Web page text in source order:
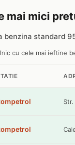
mai mici
benzina standard
cu cele mai ieftine